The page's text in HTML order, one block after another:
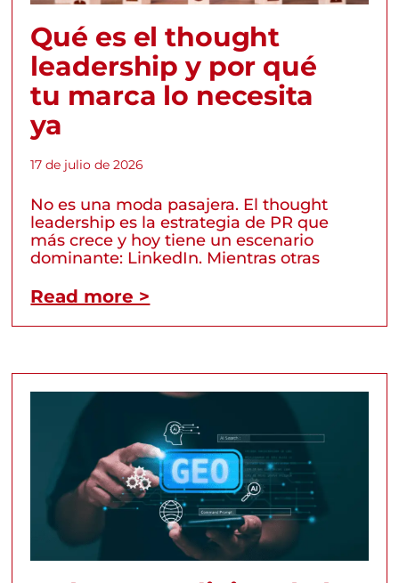
Qué es el thought
leadership y por qué
tu marca lo necesita
ya
17 de julio de 2026
No es una moda pasajera. El thought
leadership es la estrategia de PR que
más crece y hoy tiene un escenario
dominante: LinkedIn. Mientras otras
Read more >